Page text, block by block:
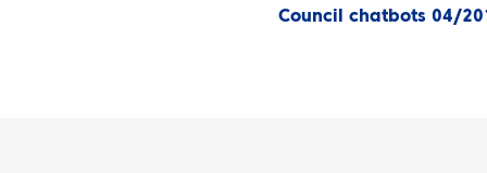
Council chatbots 04/